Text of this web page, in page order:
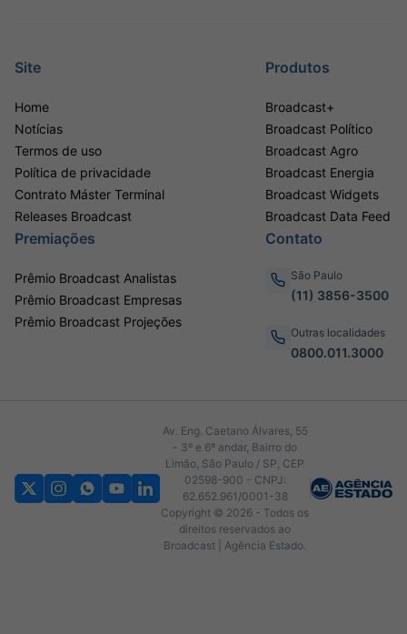
Site
Home
Notícias
Termos de uso
Política de privacidade
Contrato Máster Terminal
Releases Broadcast
Produtos
Broadcast+
Broadcast Político
Broadcast Agro
Broadcast Energia
Broadcast Widgets
Broadcast Data Feed
Premiações
Prêmio Broadcast Analistas
Prêmio Broadcast Empresas
Prêmio Broadcast Projeções
Contato
São Paulo
(11) 3856-3500
Outras localidades
0800.011.3000
Av. Eng. Caetano Álvares, 55
- 3º e 6º andar, Bairro do
Limão, São Paulo / SP, CEP
02598-900 - CNPJ:
62.652.961/0001-38
Copyright © 2026 - Todos os
direitos reservados ao
Broadcast | Agência Estado.